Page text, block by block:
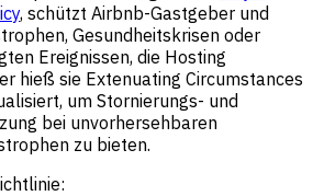
, schützt Airbnb-Gastgeber und
Gesundheitskrisen oder
Ereignissen, die Hosting
hieß sie Extenuating Circumstances
um Stornierungs- und
bei unvorhersehbaren
zu bieten.